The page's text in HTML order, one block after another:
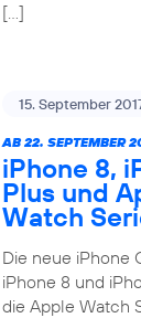
[…]
15. September
AB 22. SEPTEMBER
iPhone 8,
Plus und
Watch
Die neue iPhone
iPhone 8 und
die Apple Watch